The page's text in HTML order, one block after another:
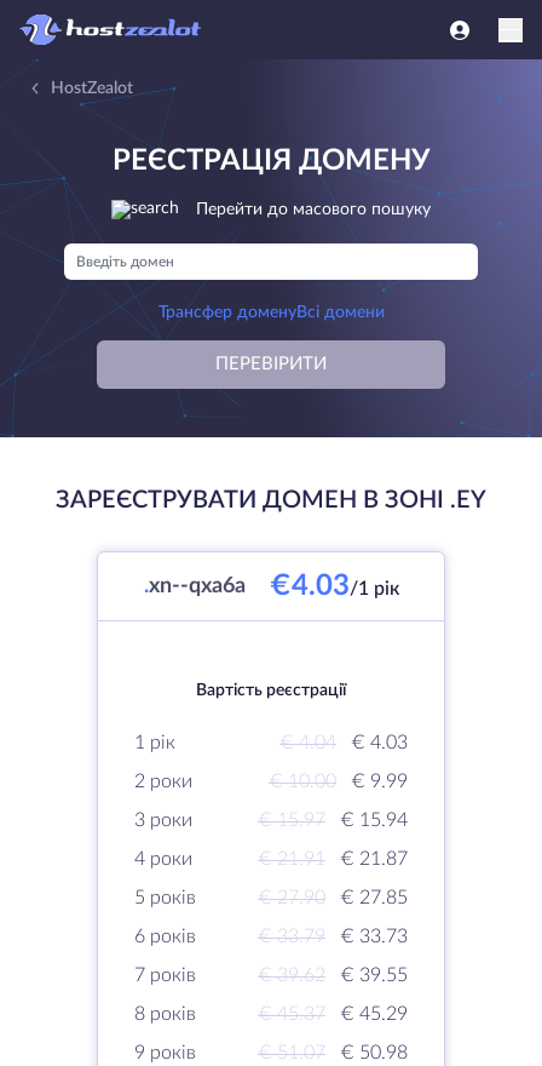
HostZealot
РЕЄСТРАЦІЯ ДОМЕНУ
Перейти до масового пошуку
Трансфер доменуВсі домени
ПЕРЕВІРИТИ
ЗАРЕЄСТРУВАТИ ДОМЕН В ЗОНІ .ΕΥ
.xn--qxa6a €4.03/1 рік
Вартість реєстрації
1 рік € 4.04
€ 4.03
2 роки
€ 10.00
€ 9.99
3 роки
€ 15.97
€ 15.94
4 роки
€ 21.91
€ 21.87
5 років
€ 27.90
€ 27.85
6 років
€ 33.79
€ 33.73
7 років
€ 39.62
€ 39.55
8 років
€ 45.37
€ 45.29
9 років
€ 51.07
€ 50.98